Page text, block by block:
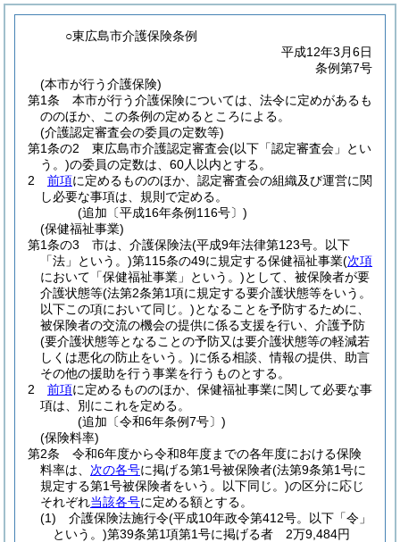
○東広島市介護保険条例
平成12年3月6日
条例第7号
(本市が行う介護保険)
第1条
本市が行う介護保険については、法令に定めがあるも
ののほか、この条例の定めるところによる。
(介護認定審査会の委員の定数等)
第1条の2
東広島市介護認定審査会(以下「認定審査会」とい
う。)の委員の定数は、60人以内とする。
2
前項に定めるもののほか、認定審査会の組織及び運営に関
し必要な事項は、規則で定める。
(追加〔平成16年条例116号〕)
(保健福祉事業)
第1条の3
市は、介護保険法(平成9年法律第123号。以下
「法」という。)第115条の49に規定する保健福祉事業(次項
において「保健福祉事業」という。)として、被保険者が要
介護状態等(法第2条第1項に規定する要介護状態等をいう。
以下この項において同じ。)となることを予防するために、
被保険者の交流の機会の提供に係る支援を行い、介護予防
(要介護状態等となることの予防又は要介護状態等の軽減若
しくは悪化の防止をいう。)に係る相談、情報の提供、助言
その他の援助を行う事業を行うものとする。
2
前項に定めるもののほか、保健福祉事業に関して必要な事
項は、別にこれを定める。
(追加〔令和6年条例7号〕)
(保険料率)
第2条
令和6年度から令和8年度までの各年度における保険
料率は、 次の各号に掲げる第1号被保険者(法第9条第1号に
規定する第1号被保険者をいう。以下同じ。)の区分に応じ
それぞれ当該各号に定める額とする。
(1)
介護保険法施行令(平成10年政令第412号。以下「令」
という。)第39条第1項第1号に掲げる者 2万9,484円